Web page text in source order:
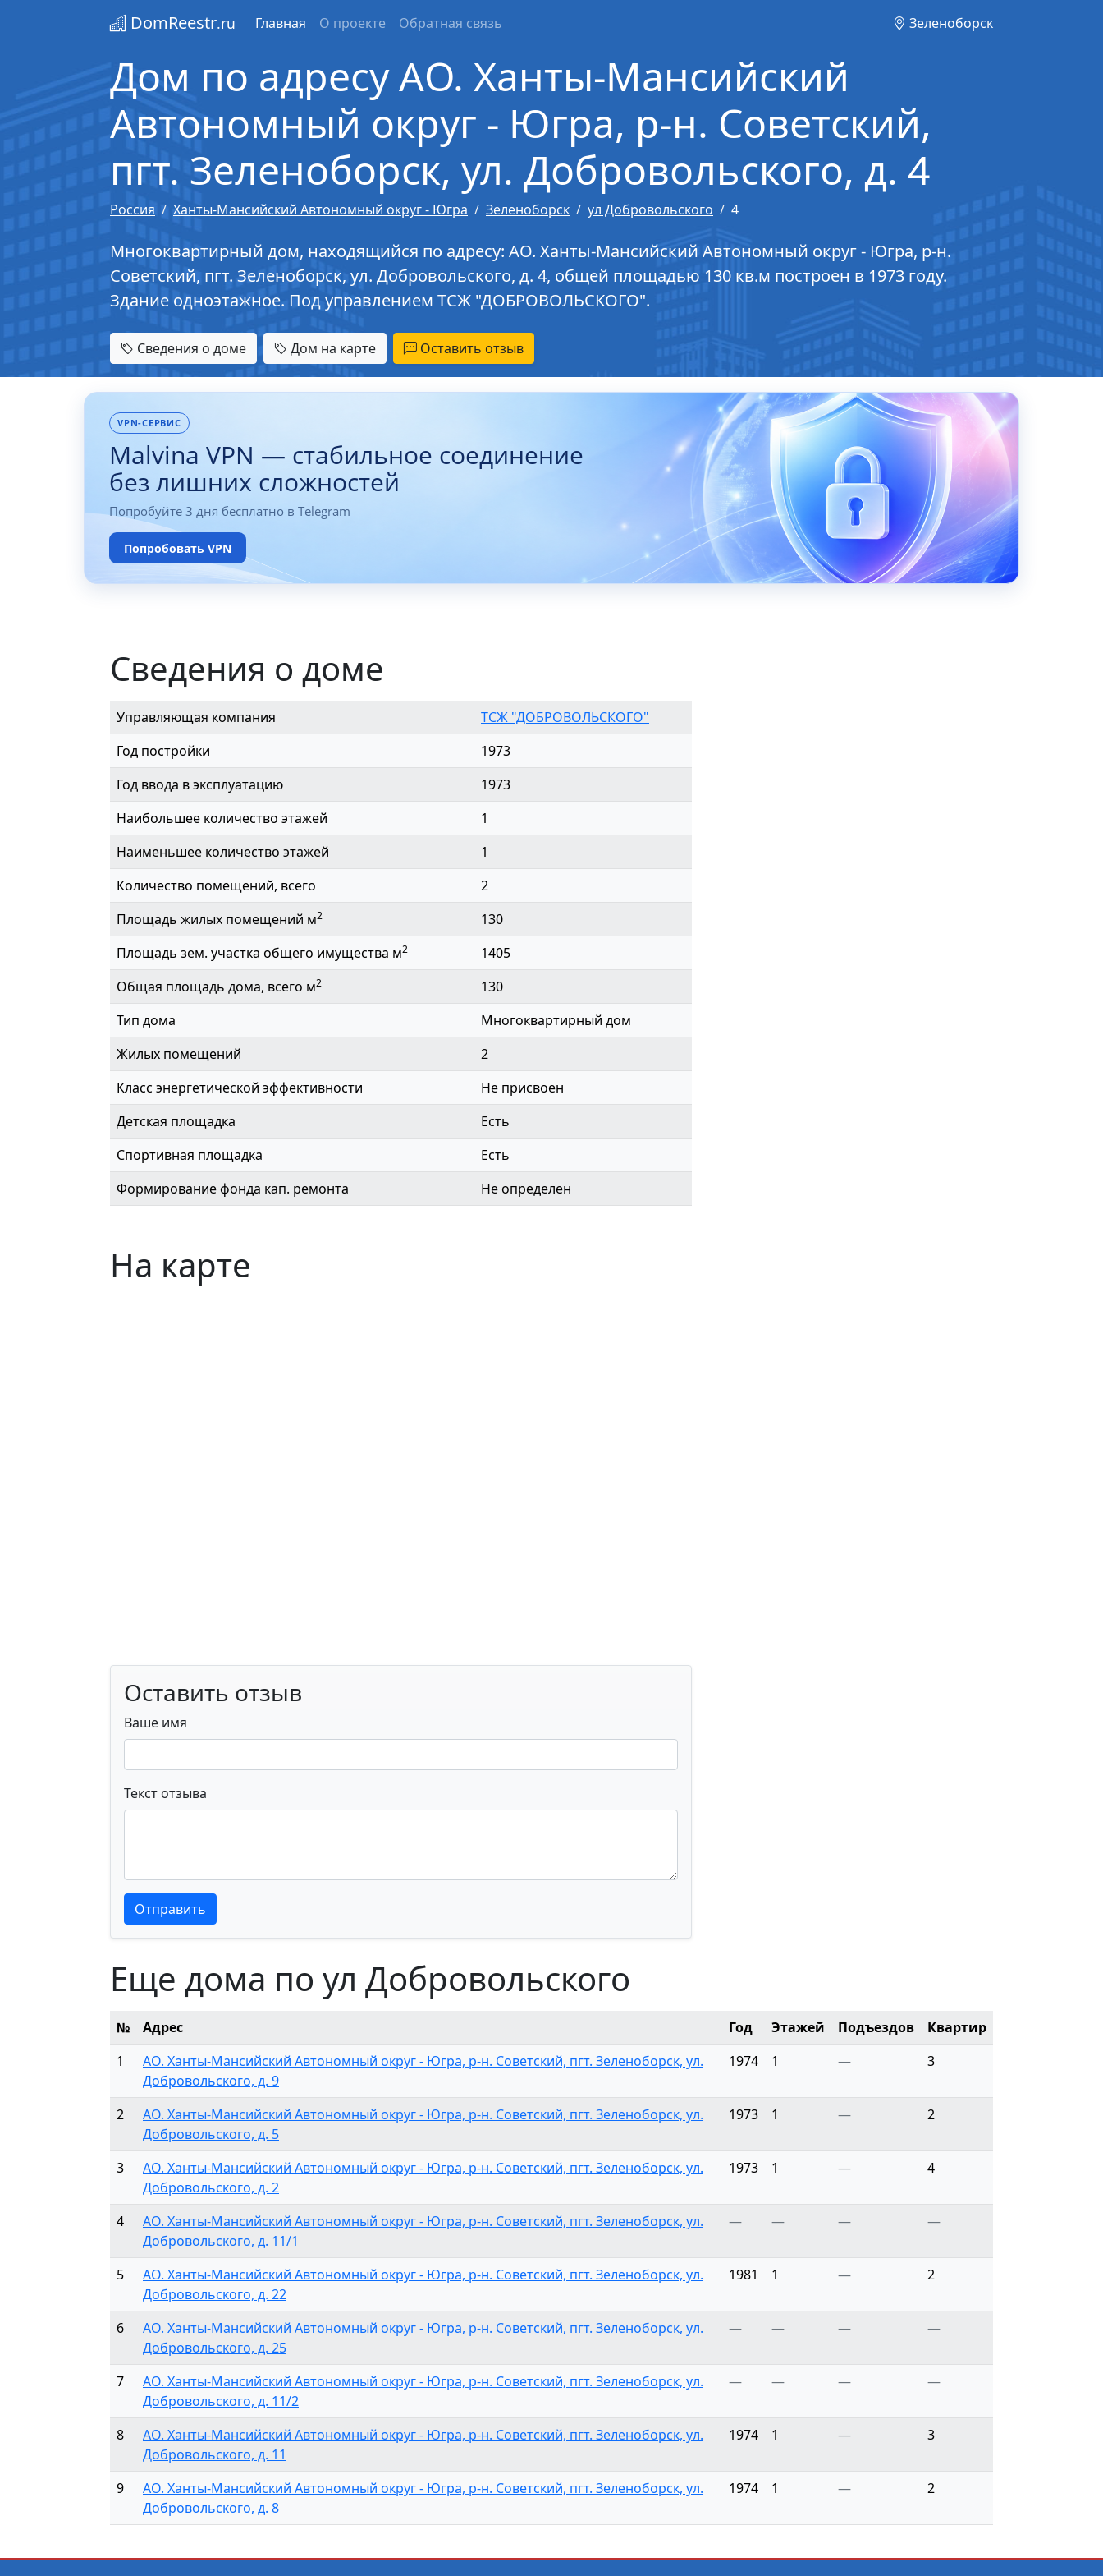
DomReestr.ru Главная О проекте Обратная связь Зеленоборск
Дом по адресу АО. Ханты-Мансийский
Автономный округ - Югра, р-н. Советский,
пгт. Зеленоборск, ул. Добровольского, д. 4
Россия Ханты-Мансийский Автономный округ - Югра Зеленоборск ул Добровольского 4
Многоквартирный дом, находящийся по адресу: АО. Ханты-Мансийский Автономный округ - Югра, р-н.
Советский, пгт. Зеленоборск, ул. Добровольского, д. 4, общей площадью 130 кв.м построен в 1973 году.
Здание одноэтажное. Под управлением ТСЖ "ДОБРОВОЛЬСКОГО".
Сведения о доме Дом на карте Оставить отзыв
VPN-СЕРВИС
Malvina VPN — стабильное соединение
без лишних сложностей
Попробуйте 3 дня бесплатно в Telegram
Попробовать VPN
Сведения о доме
Управляющая компания
ТСЖ "ДОБРОВОЛЬСКОГО"
Год постройки
1973
Год ввода в эксплуатацию
1973
Наибольшее количество этажей
1
Наименьшее количество этажей
1
Количество помещений, всего
2
Площадь жилых помещений м2
130
Площадь зем. участка общего имущества м2
1405
Общая площадь дома, всего м2
130
Тип дома
Многоквартирный дом
Жилых помещений
2
Класс энергетической эффективности
Не присвоен
Детская площадка
Есть
Спортивная площадка
Есть
Формирование фонда кап. ремонта
Не определен
На карте
Оставить отзыв
Ваше имя
Текст отзыва
Текст отзыва
Текст отзыва
Отправить
Еще дома по ул Добровольского
№ Адрес Год Этажей Подъездов
Квартир
1
АО. Ханты-Мансийский Автономный округ - Югра, р-н. Советский, пгт. Зеленоборск, ул.
Добровольского, д. 9
1974 1 — 3
2
АО. Ханты-Мансийский Автономный округ - Югра, р-н. Советский, пгт. Зеленоборск, ул.
Добровольского, д. 5
1973 1 — 2
3
АО. Ханты-Мансийский Автономный округ - Югра, р-н. Советский, пгт. Зеленоборск, ул.
Добровольского, д. 2
1973 1 — 4
4
АО. Ханты-Мансийский Автономный округ - Югра, р-н. Советский, пгт. Зеленоборск, ул.
Добровольского, д. 11/1
— — — —
5
АО. Ханты-Мансийский Автономный округ - Югра, р-н. Советский, пгт. Зеленоборск, ул.
Добровольского, д. 22
1981 1 — 2
6
АО. Ханты-Мансийский Автономный округ - Югра, р-н. Советский, пгт. Зеленоборск, ул.
Добровольского, д. 25
— — — —
7
АО. Ханты-Мансийский Автономный округ - Югра, р-н. Советский, пгт. Зеленоборск, ул.
Добровольского, д. 11/2
— — — —
8
АО. Ханты-Мансийский Автономный округ - Югра, р-н. Советский, пгт. Зеленоборск, ул.
Добровольского, д. 11
1974 1 — 3
9
АО. Ханты-Мансийский Автономный округ - Югра, р-н. Советский, пгт. Зеленоборск, ул.
Добровольского, д. 8
1974 1 — 2